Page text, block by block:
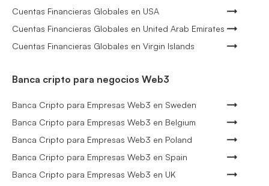
Cuentas Financieras Globales en USA
Cuentas Financieras Globales en United Arab Emirates
Cuentas Financieras Globales en Virgin Islands
Banca cripto para negocios Web3
Banca Cripto para Empresas Web3 en Sweden
Banca Cripto para Empresas Web3 en Belgium
Banca Cripto para Empresas Web3 en Poland
Banca Cripto para Empresas Web3 en Spain
Banca Cripto para Empresas Web3 en UK